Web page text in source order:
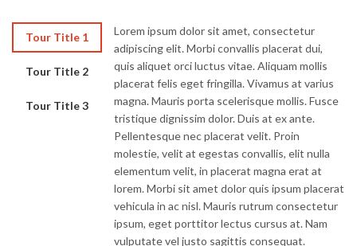
Tour Title 1
Tour Title 2
Tour Title 3
Lorem ipsum dolor sit amet, consectetur
adipiscing elit. Morbi convallis placerat dui,
quis aliquet orci luctus vitae. Aliquam mollis
placerat felis eget fringilla. Vivamus at varius
magna. Mauris porta scelerisque mollis. Fusce
tristique dignissim dolor. Duis at ex ante.
Pellentesque nec placerat velit. Proin
molestie, velit at egestas convallis, elit nulla
elementum velit, in placerat magna erat at
lorem. Morbi sit amet dolor quis ipsum placerat
vehicula in ac nisl. Mauris rutrum consectetur
ipsum, eget porttitor lectus cursus at. Nam
vulputate vel justo sagittis consequat.